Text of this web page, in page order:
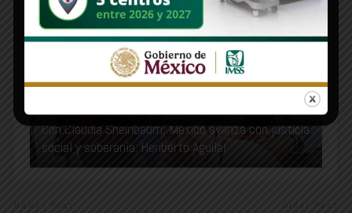
el movimiento”: Heriberto Aguilar
Con Claudia Sheinbaum, México avanza con justicia
social y soberanía: Heriberto Aguilar
Newer Post Older Post